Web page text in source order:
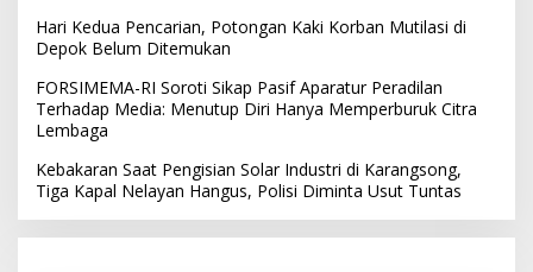
Hari Kedua Pencarian, Potongan Kaki Korban Mutilasi di
Depok Belum Ditemukan
FORSIMEMA-RI Soroti Sikap Pasif Aparatur Peradilan
Terhadap Media: Menutup Diri Hanya Memperburuk Citra
Lembaga
Kebakaran Saat Pengisian Solar Industri di Karangsong,
Tiga Kapal Nelayan Hangus, Polisi Diminta Usut Tuntas